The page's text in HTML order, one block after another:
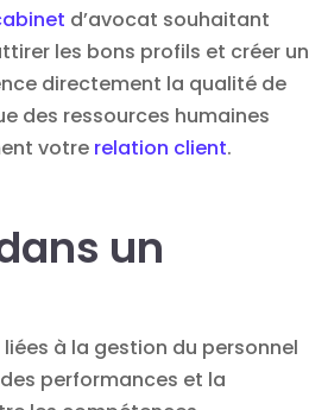
d’avocat souhaitant
les bons profils et créer un
directement la qualité de
des ressources humaines
votre relation client.
un
liées à la gestion du personnel
performances et la